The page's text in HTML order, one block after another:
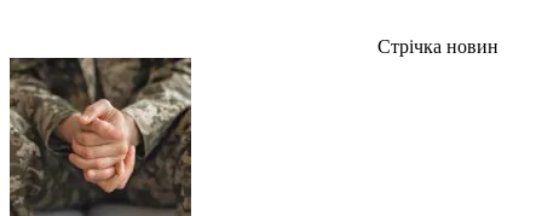
Стрічка новин